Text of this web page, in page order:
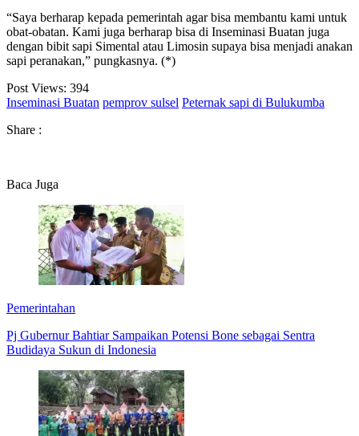
“Saya berharap kepada pemerintah agar bisa membantu kami untuk
obat-obatan. Kami juga berharap bisa di Inseminasi Buatan juga
dengan bibit sapi Simental atau Limosin supaya bisa menjadi anakan
sapi peranakan,” pungkasnya. (*)
Post Views: 394
Inseminasi Buatan pemprov sulsel Peternak sapi di Bulukumba
Share :
Baca Juga
Pemerintahan
Pj Gubernur Bahtiar Sampaikan Potensi Bone sebagai Sentra
Budidaya Sukun di Indonesia